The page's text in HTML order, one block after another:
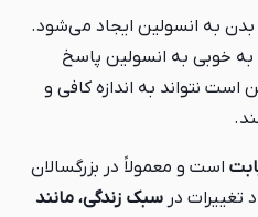
بدن به انسولین ایجاد می‌شود.
خوبی به انسولین پاسخ
نتواند به اندازه کافی و
است و معمولاً در بزرگسالان
در سبک زندگی، مانند